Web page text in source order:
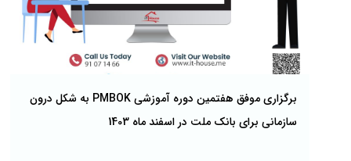
برگزاری موفق هفتمین دوره آموزشی PMBOK به شکل درون
سازمانی برای بانک ملت در اسفند ماه 1403